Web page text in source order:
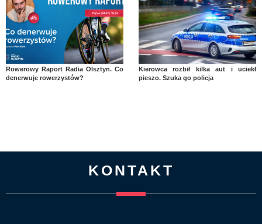
Rowerowy Raport Radia Olsztyn. Co
denerwuje rowerzystów?
Kierowca rozbił kilka aut i uciekł
pieszo. Szuka go policja
KONTAKT